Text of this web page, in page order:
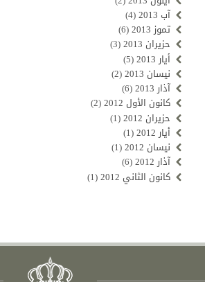
آب 2013
(4)
تموز 2013
(6)
حزيران 2013
(3)
أيار 2013
(5)
نيسان 2013
(2)
آذار 2013
(6)
كانون الأول 2012
(2)
حزيران 2012
(1)
أيار 2012
(1)
نيسان 2012
(1)
آذار 2012
(6)
كانون الثاني 2012
(1)